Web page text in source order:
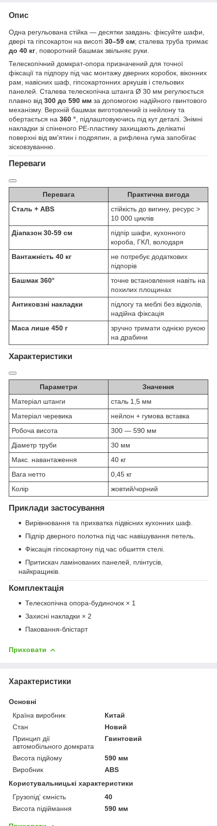
Опис
Одна регульована стійка — десятки завдань: фіксуйте шафи,
двері та гіпсокартон на висоті 30–59 см; сталева труба тримає
до 40 кг , поворотний башмак звільняє руки.
Телескопічний домкрат-опора призначений для точної
фіксації та підпору під час монтажу дверних коробок, віконних
рам, навісних шаф, гіпсокартонних аркушів і стельових
панелей. Сталева телескопічна штанга Ø 30 мм регулюється
плавно від 300 до 590 мм за допомогою надійного гвинтового
механізму. Верхній башмак виготовлений із нейлону та
обертається на 360 ° , підлаштовуючись під кут деталі. Знімні
накладки зі спіненого РЕ-пластику захищають делікатні
поверхні від вм'ятин і подряпин, а рифлена гума запобігає
зісковзуванню.
Переваги
Перевага
Практична вигода
Сталь + ABS
стійкість до вигину, ресурс >
10 000 циклів
Діапазон 30-59 см
підпір шафи, кухонного
короба, ГКЛ, володаря
Вантажність 40 кг
не потребує додаткових
підпорів
Башмак 360°
точне встановлення навіть на
похилих площинах
Антиковзні накладки
підлогу та меблі без відколів,
надійна фіксація
Маса лише 450 г
зручно тримати однією рукою
на драбини
Характеристики
Параметри
Значення
Матеріал штанги
сталь 1,5 мм
Матеріал черевика
нейлон + гумова вставка
Робоча висота
300 — 590 мм
Діаметр труби
30 мм
Макс. навантаження
40 кг
Вага нетто
0,45 кг
Колір
жовтий/чорний
Приклади застосування
Вирівнювання та прихватка підвісних кухонних шаф.
Підпір дверного полотна під час навішування петель.
Фіксація гіпсокартону під час обшиття стелі.
Притискач ламінованих панелей, плінтусів,
найкращиків.
Комплектація
Телескопічна опора-будиночок × 1
Захисні накладки × 2
Паковання-блістарт
Приховати
Характеристики
Основні
Країна виробник
Китай
Стан
Новий
Принцип дії
автомобільного домкрата
Гвинтовий
Висота підйому
590 мм
Виробник
ABS
Користувальницькі характеристики
Грузопід' ємність
40
Висота підіймання
590 мм